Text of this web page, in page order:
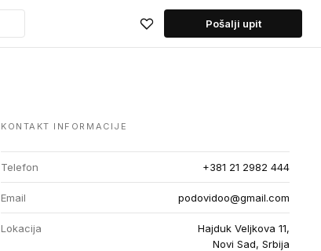
Pošalji upit
KONTAKT INFORMACIJE
Telefon +381 21 2982 444
Email podovidoo@gmail.com
Lokacija
Hajduk Veljkova 11,
Novi Sad, Srbija